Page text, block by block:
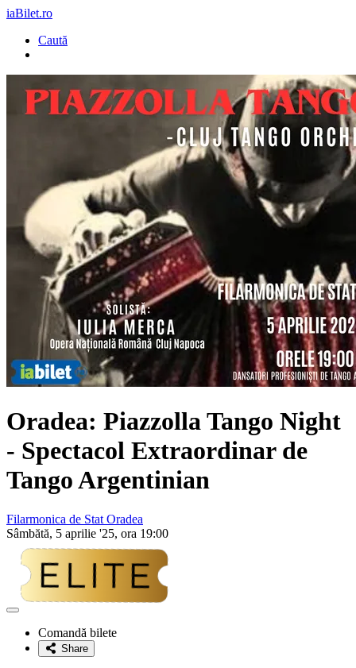
iaBilet.ro
Caută
Oradea: Piazzolla Tango Night
- Spectacol Extraordinar de
Tango Argentinian
Filarmonica de Stat Oradea
Sâmbătă, 5 aprilie '25, ora 19:00
Adaugă
favoriteComandă bilete
Share